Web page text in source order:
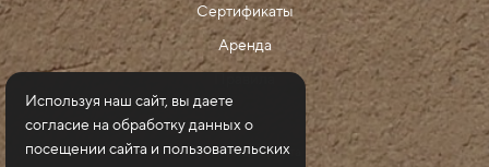
Сертификаты
Аренда
Публичная оферта
Используя наш сайт, вы даете
согласие на обработку данных о
посещении сайта и пользовательских